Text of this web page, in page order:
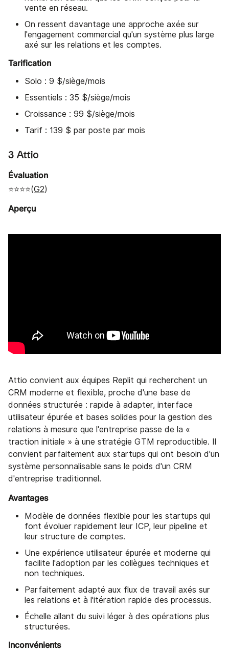
vente en réseau.
On ressent davantage une approche axée sur
l'engagement commercial qu'un système plus large
axé sur les relations et les comptes.
Tarification
Solo : 9 $/siège/mois
Essentiels : 35 $/siège/mois
Croissance : 99 $/siège/mois
Tarif : 139 $ par poste par mois
3 Attio
Évaluation
⭐⭐⭐⭐(G2)
Aperçu
Attio convient aux équipes Replit qui recherchent un
CRM moderne et flexible, proche d'une base de
données structurée : rapide à adapter, interface
utilisateur épurée et bases solides pour la gestion des
relations à mesure que l'entreprise passe de la «
traction initiale » à une stratégie GTM reproductible. Il
convient parfaitement aux startups qui ont besoin d'un
système personnalisable sans le poids d'un CRM
d'entreprise traditionnel.
Avantages
Modèle de données flexible pour les startups qui
font évoluer rapidement leur ICP, leur pipeline et
leur structure de comptes.
Une expérience utilisateur épurée et moderne qui
facilite l'adoption par les collègues techniques et
non techniques.
Parfaitement adapté aux flux de travail axés sur
les relations et à l'itération rapide des processus.
Échelle allant du suivi léger à des opérations plus
structurées.
Inconvénients